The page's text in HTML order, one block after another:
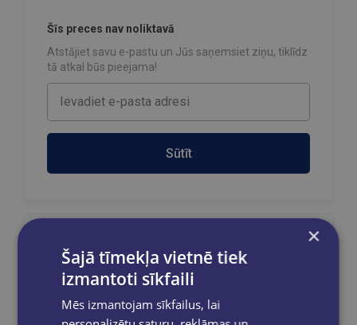
Šīs preces nav noliktavā
Atstājiet savu e-pastu un Jūs saņemsiet ziņu, tiklīdz
tā atkal būs pieejama!
Sūtīt
cenas precēm.
Pasūtījumu apstrāde notiek darba dienās.
Apmaksātie pasūtījumi tiek
izsūtīti 2-5 darba dienu laikā.
×
Šajā tīmekļa vietnē tiek
izmantoti sīkfaili
Mēs izmantojam sīkfailus, lai